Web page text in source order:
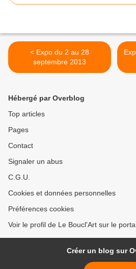
< Expo du 2 au 28
septembre 2013
Hébergé par Overblog
Top articles
Pages
Contact
Signaler un abus
C.G.U.
Cookies et données personnelles
Préférences cookies
Voir le profil de Le Boucl'Art sur le
Créer un blog sur